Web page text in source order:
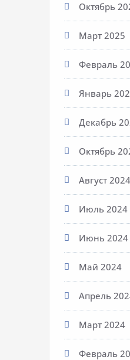
Октябрь
Март 2025
Февраль
Январь
Декабрь
Октябрь
Август 2024
Июль 2024
Июнь 2024
Май 2024
Апрель
Март 2024
Февраль